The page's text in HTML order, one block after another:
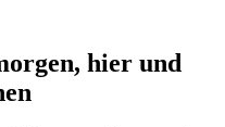
hier und